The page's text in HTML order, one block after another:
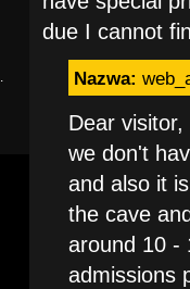
due I cannot
Nazwa:
Dear
we don't
and also it
the cave
around 10 -
admissions